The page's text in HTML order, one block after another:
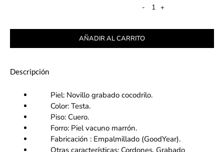
- +
AÑADIR AL CARRITO
Descripción
Piel: Novillo grabado cocodrilo.
Color: Testa.
Piso: Cuero.
Forro: Piel vacuno marrón.
Fabricación : Empalmillado (GoodYear).
Otras características: Cordones. Grabado